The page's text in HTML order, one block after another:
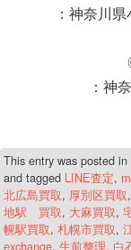
：神奈川
：神
This entry was posted in
and tagged LINE査定,
北広島買取, 厚別区買取,
地駅 買取, 大麻買取,
幌駅買取, 札幌市買取,
exchange, 生前整理, 白